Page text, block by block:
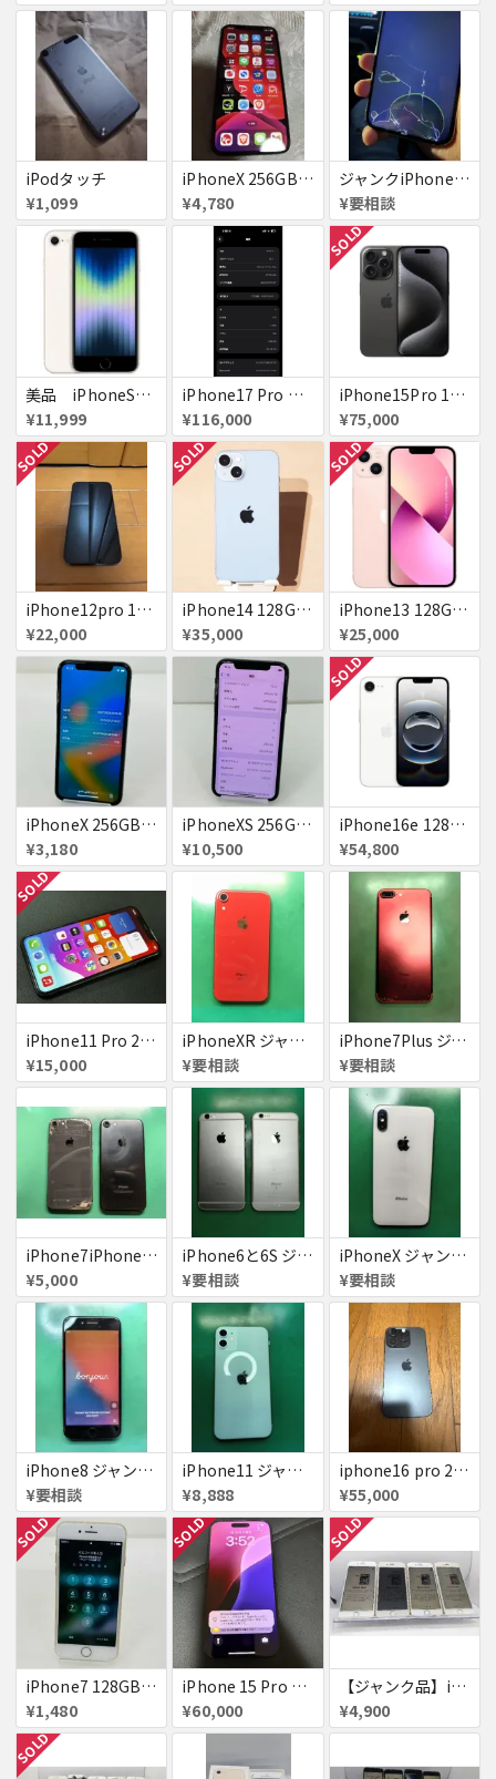
iPodタッチ
¥1,099
iPhoneX 256GB ▲softbank ジャンク スペースグレイ A1902 送料無料
¥4,780
ジャンクiPhone13ProMax 128GB ドコモ
¥要相談
美品 iPhoneSE２ ｉＯＳ１８
¥11,999
iPhone17 Pro Max 256GB 画面割れ
¥116,000
SOLD
iPhone15Pro 128GB ブラックチタニウム au
¥75,000
SOLD
iPhone12pro 128GB ブルー 赤ロム
¥22,000
SOLD
iPhone14 128GB Blue au 送料無料
¥35,000
SOLD
iPhone13 128GB ピンク docomo 送料無料
¥25,000
iPhoneX 256GB 赤ロム au ジャンク スペースグレイ A1902 送料無料
¥3,180
iPhoneXS 256GB 赤ロム 超美品 SoftBank ジャンク スペースグレイ MTE02J/A 送料無料
¥10,500
SOLD
iPhone16e 128GB ホワイト 送料無料
¥54,800
SOLD
iPhone11 Pro 256GB ジャンク品
¥15,000
iPhoneXR ジャンク品
¥要相談
iPhone7Plus ジャンク品
¥要相談
iPhone7iPhone8ジャンク
¥5,000
iPhone6と6S ジャンク品
¥要相談
iPhoneX ジャンク品
¥要相談
iPhone8 ジャンク品
¥要相談
iPhone11 ジャンク
¥8,888
iphone16 pro 256gb ブラックチタニウム
¥55,000
SOLD
iPhone7 128GB 赤ロム SoftBank ジャンク ゴールド A1779 パスコード不明 送料無料
¥1,480
SOLD
iPhone 15 Pro 128GB ブラックチタニウム ネットワーク利用制限あり
¥60,000
SOLD
【ジャンク品】iPhone6s ４台セット
¥4,900
SOLD